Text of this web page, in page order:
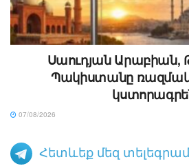
Սաուդյան Արաբիան,
Պակիստանը
07/08/2026
Հետևեք մեզ